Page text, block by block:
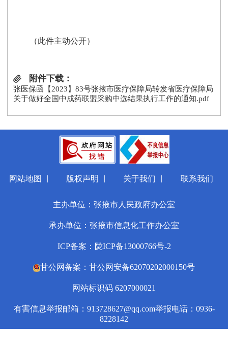
（此件主动公开）
附件下载：
张医保函【2023】83号张掖市医疗保障局转发省医疗保障局
关于做好全国中成药联盟采购中选结果执行工作的通知.pdf
网站地图 | 版权声明 | 关于我们 | 联系我们
主办单位：张掖市人民政府办公室
承办单位：张掖市信息化工作办公室
ICP备案：陇ICP备13000766号-2
甘公网备案：甘公网安备62070202000150号
网站标识码 6207000021
有害信息举报邮箱：913728627@qq.com举报电话：0936-
8228142